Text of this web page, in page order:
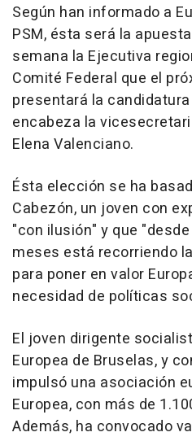
Según han informado a
PSM, ésta será la
semana la Ejecutiva
Comité Federal que el
presentará la
encabeza la
Elena Valenciano.
Ésta elección se ha
Cabezón, un joven con
"con ilusión" y que
meses está recorriendo
para poner en valor
necesidad de políticas
El joven dirigente
Europea de Bruselas, y
impulsó una asociación
Europea, con más de
Además, ha convocado